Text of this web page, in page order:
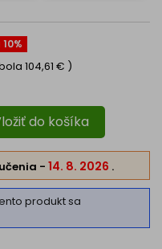
zástenu , tesniacu lištu a
104,61 € )
do košíka
- 14. 8. 2026 .
produkt sa